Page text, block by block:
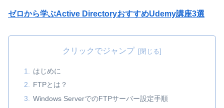
ゼロから学ぶActive DirectoryおすすめUdemy講座3選
クリックでジャンプ
はじめに
FTPとは？
Windows ServerでのFTPサーバー設定手順